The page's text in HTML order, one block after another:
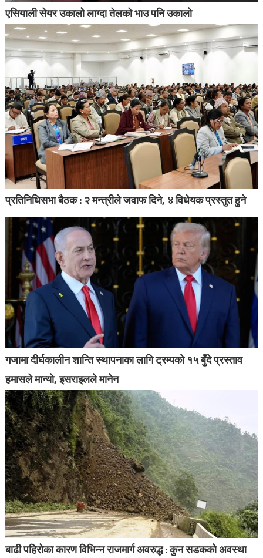
एसियाली सेयर उकालो लाग्दा तेलको भाउ पनि उकालो
प्रतिनिधिसभा बैठक : २ मन्त्रीले जवाफ दिने, ४ विधेयक प्रस्तुत हुने
गजामा दीर्घकालीन शान्ति स्थापनाका लागि ट्रम्पको १५ बुँदे प्रस्ताव
हमासले मान्यो, इसराइलले मानेन
बाढी पहिरोका कारण विभिन्न राजमार्ग अवरुद्ध : कुन सडकको अवस्था